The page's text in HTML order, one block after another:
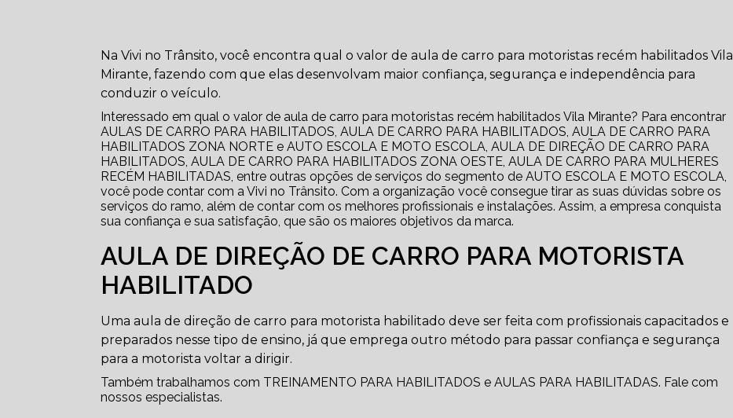
Na Vivi no Trânsito, você encontra qual o valor de aula de carro para motoristas recém habilitados Vila
Mirante, fazendo com que elas desenvolvam maior confiança, segurança e independência para
conduzir o veículo.
Interessado em qual o valor de aula de carro para motoristas recém habilitados Vila Mirante? Para encontrar
AULAS DE CARRO PARA HABILITADOS, AULA DE CARRO PARA HABILITADOS, AULA DE CARRO PARA
HABILITADOS ZONA NORTE e AUTO ESCOLA E MOTO ESCOLA, AULA DE DIREÇÃO DE CARRO PARA
HABILITADOS, AULA DE CARRO PARA HABILITADOS ZONA OESTE, AULA DE CARRO PARA MULHERES
RECÉM HABILITADAS, entre outras opções de serviços do segmento de AUTO ESCOLA E MOTO ESCOLA,
você pode contar com a Vivi no Trânsito. Com a organização você consegue tirar as suas dúvidas sobre os
serviços do ramo, além de contar com os melhores profissionais e instalações. Assim, a empresa conquista
sua confiança e sua satisfação, que são os maiores objetivos da marca.
AULA DE DIREÇÃO DE CARRO PARA MOTORISTA
HABILITADO
Uma aula de direção de carro para motorista habilitado deve ser feita com profissionais capacitados e
preparados nesse tipo de ensino, já que emprega outro método para passar confiança e segurança
para a motorista voltar a dirigir.
Também trabalhamos com TREINAMENTO PARA HABILITADOS e AULAS PARA HABILITADAS. Fale com
nossos especialistas.